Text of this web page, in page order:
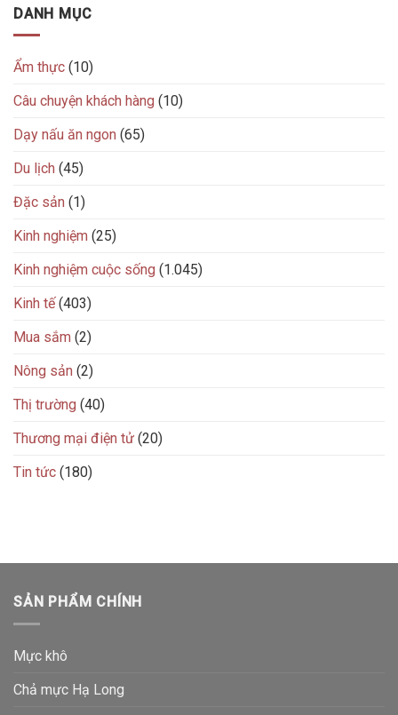
DANH MỤC
Ẩm thực (10)
Câu chuyện khách hàng (10)
Dạy nấu ăn ngon (65)
Du lịch (45)
Đặc sản (1)
Kinh nghiệm (25)
Kinh nghiệm cuộc sống (1.045)
Kinh tế(403)
Mua sắm (2)
Nông sản (2)
Thị trường (40)
Thương mại điện tử (20)
Tin tức (180)
SẢN PHẨM CHÍNH
Mực khô
Chả mực Hạ Long